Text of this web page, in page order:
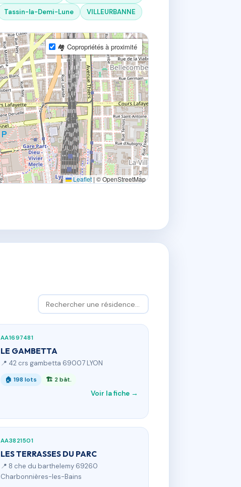
Tassin-la-Demi-Lune VILLEURBANNE
🏘 Copropriétés à proximité
Leaflet | © OpenStreetMap
AA1697481
LE GAMBETTA
📍 42 crs gambetta 69007 LYON
🏠 198 lots 🏗 2 bât.
Voir la fiche →
AA3821501
LES TERRASSES DU PARC
📍 8 che du barthelemy 69260
Charbonnières-les-Bains